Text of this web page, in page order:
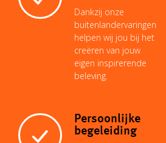
Dankzij onze
buitenlandervaringen
helpen wij jou bij het
creëren van jouw
eigen inspirerende
beleving.
Persoonlijke
begeleiding